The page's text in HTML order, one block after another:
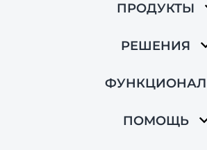
ПРОДУКТЫ
РЕШЕНИЯ
ФУНКЦИОНАЛ
ПОМОЩЬ